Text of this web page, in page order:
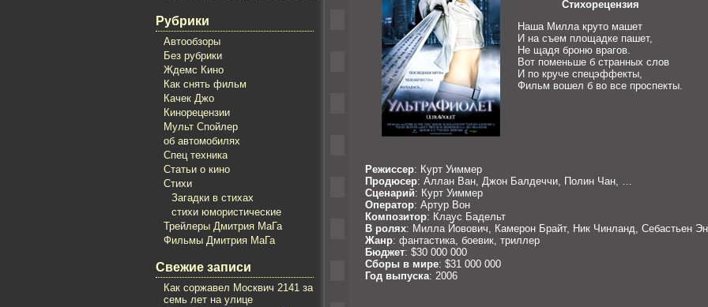
Рубрики
Автообзоры
Без рубрики
Ждемс Кино
Как снять фильм
Качек Джо
Кинорецензии
Мульт Спойлер
об автомобилях
Спец техника
Статьи о кино
Стихи
Загадки в стихах
стихи юмористические
Трейлеры Дмитрия МаГа
Фильмы Дмитрия МаГа
Свежие записи
Как соржавел Mосквич 2141 за
семь лет на улице
Стихорецензия
Наша Милла круто машет
И на съем площадке пашет,
Не щадя броню врагов.
Вот поменьше б странных слов
И по круче спецэффекты,
Фильм вошел б во все проспекты.
Режиссер: Курт Уиммер
Продюсер: Аллан Ван, Джон Балдеччи, Полин Чан, …
Сценарий: Курт Уиммер
Оператор: Артур Вон
Композитор: Клаус Бадельт
В ролях: Милла Йовович, Камерон Брайт, Ник Чинланд, Себастьен
Жанр: фантастика, боевик, триллер
Бюджет: $30 000 000
Сборы в мире: $31 000 000
Год выпуска: 2006